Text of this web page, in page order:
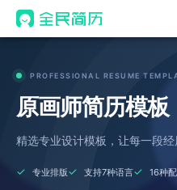
AI 生成简历
AI 优化简历
AI 翻译简历
PROFESSIONAL RESUME
原画师简历模板
精选专业设计模板，让每一段经
专业排版 支持7种语言 16种